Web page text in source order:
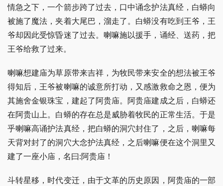
情急之下，一个箭步跨了过去，口中诵念护法真经，白蟒向
被施了魔法，夹着大尾巴，溜走了。白蟒没有吃到王爷，王
爷却因此受惊昏迷了过去。喇嘛施以援手，诵经、送药，把
王爷给救了过来。
喇嘛想建庙为草原带来吉祥，为牧民带来安全的想法被王爷
得知后，王爷被喇嘛的诚意所打动，又感激救命之恩，便为
其施舍金银珠宝，建起了阿贵庙。阿贵庙建成之后，白蟒还
在阿贵山上。白蟒的存在总是威胁着牧民的正常生活。于是
乎喇嘛高诵护法真经，把白蟒的洞穴封住了，之后，喇嘛每
天背对封了的洞穴大念护法真经，之后喇嘛便在这个洞里又
建了一座小庙，名曰:阿贵庙！
斗转星移，时代变迁，由于文革的历史原因，阿贵庙的一部